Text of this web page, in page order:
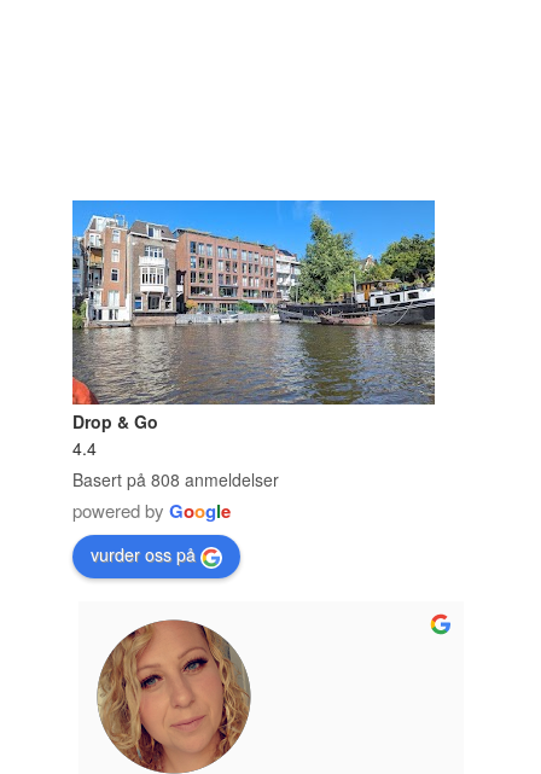
Drop & Go
4.4
Basert på 808 anmeldelser
powered by Google
vurder oss på